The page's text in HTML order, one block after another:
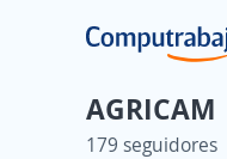
AGRICAM
179 seguidores